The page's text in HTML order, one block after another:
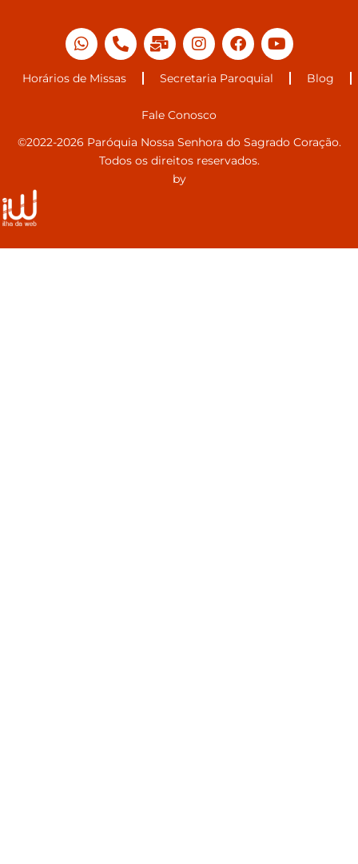
Horários de Missas Secretaria Paroquial Blog
Fale Conosco
©2022-2026 Paróquia Nossa Senhora do Sagrado Coração.
Todos os direitos reservados.
by